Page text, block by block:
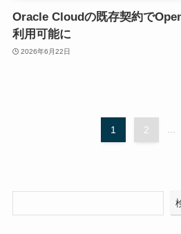
Oracle Cloudの既存契約で
利用可能に
2026年6月22日
1 2 ...